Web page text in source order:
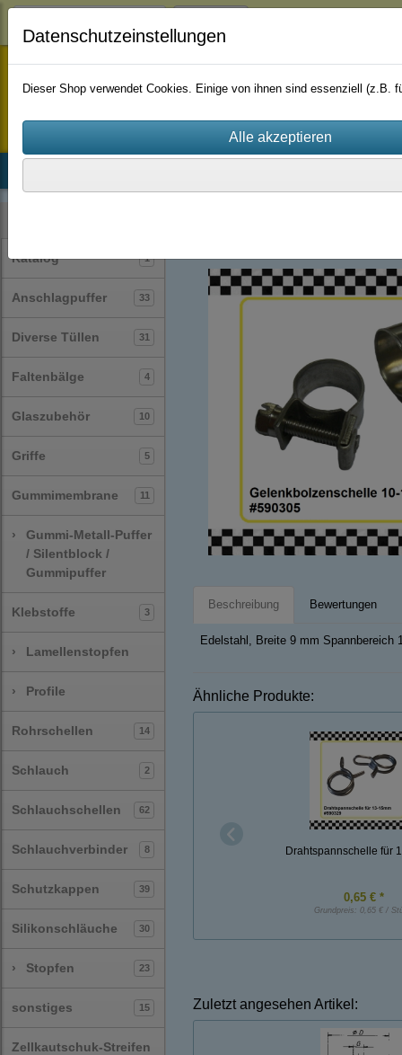
staufenbiel-berlin
Katalog 1
Anschlagpuffer 33
Diverse Tüllen 31
Faltenbälge 4
Glaszubehör 10
Griffe 5
Gummimembrane 11
›
Gummi-Metall-Puffer
/ Silentblock /
Gummipuffer
Klebstoffe 3
› Lamellenstopfen
› Profile
Rohrschellen 14
Schlauch 2
Schlauchschellen 62
Schlauchverbinder 8
Schutzkappen 39
Silikonschläuche 30
› Stopfen 23
sonstiges 15
Zellkautschuk-Streifen
Beschreibung Bewertungen
Edelstahl, Breite 9 mm Spannbereich
Ähnliche Produkte:
Drahtspannschelle für
0,65 € *
Grundpreis: 0,65 € /
Zuletzt angesehen Artikel:
Datenschutzeinstellungen
Dieser Shop verwendet Cookies. Einige von ihnen sind essenziell (z.B.